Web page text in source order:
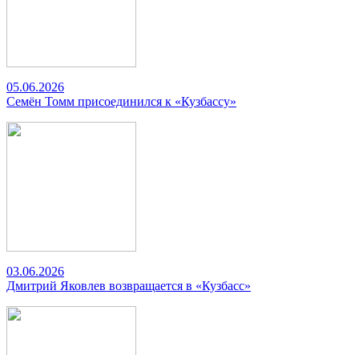
05.06.2026
Семён Томм присоединился к «Кузбассу»
03.06.2026
Дмитрий Яковлев возвращается в «Кузбасс»